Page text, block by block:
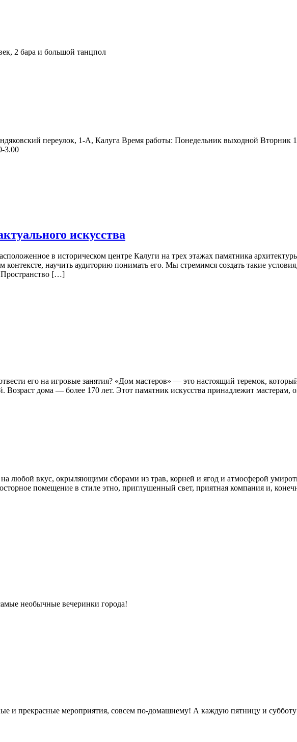
2 бара и большой танцпол
переулок, 1-А, Калуга Время работы: Понедельник выходной Вторник
3.00
искусства
в историческом центре Калуги на трех этажах памятника
научить аудиторию понимать его. Мы стремимся создать такие
Пространство […]
его на игровые занятия? «Дом мастеров» — это настоящий теремок,
дома — более 170 лет. Этот памятник искусства принадлежит мастерам,
любой вкус, окрыляющими сборами из трав, корней и ягод и атмосферой
помещение в стиле этно, приглушенный свет, приятная компания и,
необычные вечеринки города!
и прекрасные мероприятия, совсем по-домашнему! А каждую пятницу и